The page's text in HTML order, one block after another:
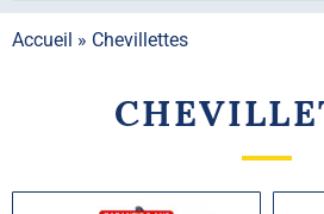
Accueil » Chevillettes